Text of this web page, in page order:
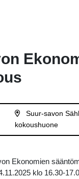
Suur-savon
kokoushuone
Ekonomien
klo 16.30-